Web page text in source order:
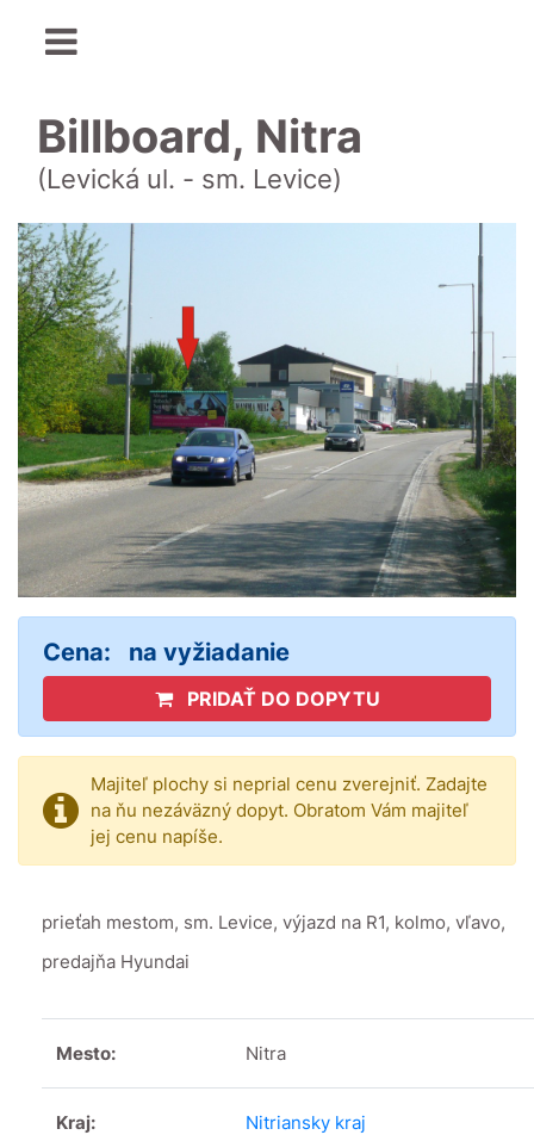
Billboard, Nitra
(Levická ul. - sm. Levice)
Cena: na vyžiadanie
PRIDAŤ DO DOPYTU
Majiteľ plochy si neprial cenu zverejniť. Zadajte
na ňu nezáväzný dopyt. Obratom Vám majiteľ
jej cenu napíše.
prieťah mestom, sm. Levice, výjazd na R1, kolmo, vľavo,
predajňa Hyundai
Mesto: Nitra
Kraj: Nitriansky kraj